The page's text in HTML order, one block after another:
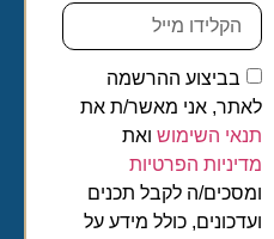
בביצוע ההרשמה
לאתר, אני מאשר/ת את
תנאי השימושואת
מדיניות הפרטיות
ומסכים/ה לקבל תכנים
ועדכונים, כולל מידע על